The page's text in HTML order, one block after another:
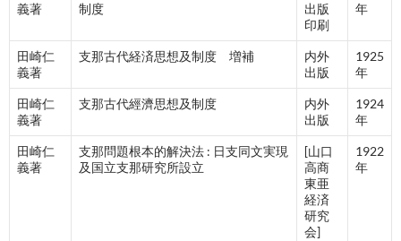
義著
制度
出版
印刷
年
田崎仁
義著
支那古代経済思想及制度 増補
内外
出版
1925
年
田崎仁
義著
支那古代經濟思想及制度
内外
出版
1924
年
田崎仁
義著
支那問題根本的解決法 : 日支同文実現
及国立支那研究所設立
[山口
高商
東亜
経済
研究
会]
1922
年